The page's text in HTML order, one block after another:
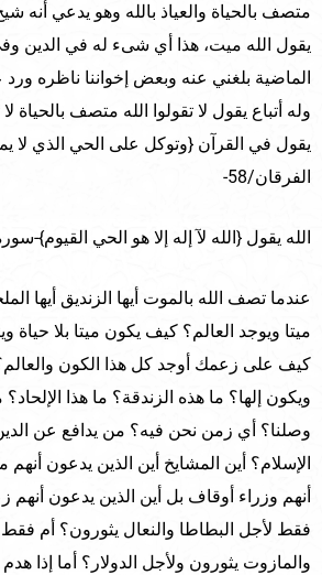
متصف بالحياة والعياذ بالله وهو يدعي أنه
يقول الله ميت، هذا أي شىء له في الدين وفي
الماضية بلغني عنه وبعض إخواننا ناظره
وله أتباع يقول لا تقولوا الله متصف بالحياة لا
يقول في القرآن {وتوكل على الحي الذي لا
الفرقان/58-
الله يقول {الله لآ إله إلا هو الحي القيوم}-سورة
عندما تصف الله بالموت أيها الزنديق أيها
ميتا ويوجد العالم؟ كيف يكون ميتا بلا حياة
كيف على زعمك أوجد كل هذا الكون
ويكون إلها؟ ما هذه الزندقة؟ ما هذا
وصلنا؟ أي زمن نحن فيه؟ من يدافع عن
الإسلام؟ أين المشايخ أين الذين يدعون أنهم
أنهم وزراء أوقاف بل أين الذين يدعون أنهم
فقط لأجل البطاطا والنعال يثورون؟ أم فقط
والمازوت يثورون ولأجل الدولار؟ أما إذا